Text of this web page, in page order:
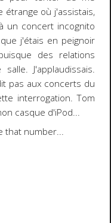
où j'assistais,
un concert incognito
j'étais en peignoir
des relations
J'applaudissais.
pas aux concerts du
interrogation. Tom
casque d'iPod...
that number...